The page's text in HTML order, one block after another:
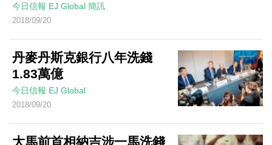
今日信報 EJ Global 簡訊
2018/09/20
丹麥丹斯克銀行八年洗錢
1.83萬億
今日信報 EJ Global
2018/09/20
大馬前首相納吉涉一馬洗錢